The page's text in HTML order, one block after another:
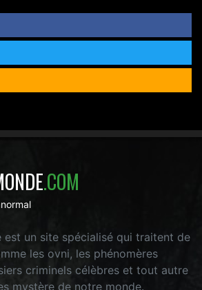
.COM
est un site spécialisé qui traitent de
les ovni, les phénomères
criminels célèbres et tout autre
mystère de notre monde.